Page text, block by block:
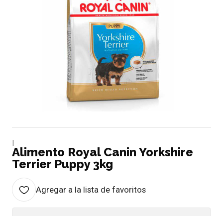
Alimento Royal Canin Yorkshire
Terrier Puppy 3kg
Agregar a la lista de favoritos